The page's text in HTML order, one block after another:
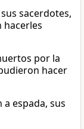
sacerdotes,
hacerles
por la
hacer
espada, sus